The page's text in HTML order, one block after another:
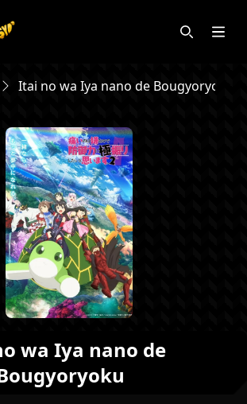
Itai no wa Iya nano de Bougyoryoku
wa Iya nano de